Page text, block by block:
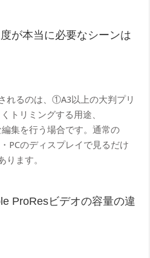
が本当に必要なシーンは
れるのは、①A3以上の大判プリ
トリミングする用途、
集を行う場合です。通常の
PCのディスプレイで見るだけ
ります。
ProResビデオの容量の違